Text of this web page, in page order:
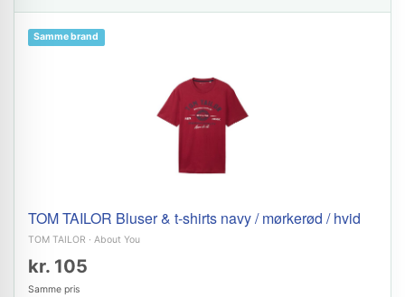
Samme brand
TOM TAILOR Bluser & t-shirts navy / mørkerød / hvid
TOM TAILOR · About You
kr. 105
Samme pris